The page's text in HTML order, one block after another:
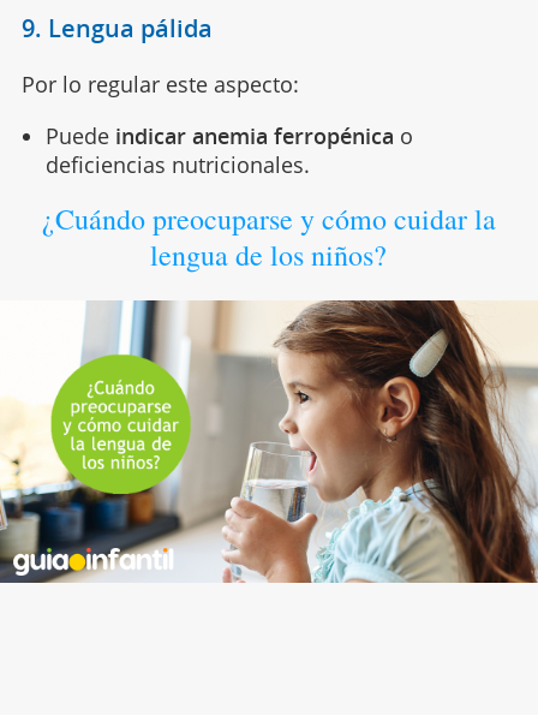
9. Lengua pálida
Por lo regular este aspecto:
Puede indicar anemia ferropénica o
deficiencias nutricionales.
¿Cuándo preocuparse y cómo cuidar la
lengua de los niños?